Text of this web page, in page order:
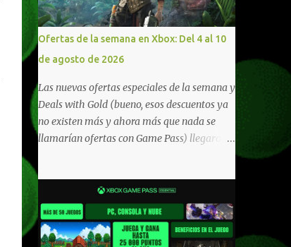
Ofertas de la semana en Xbox: Del 4 al 10
de agosto de 2026
Las nuevas ofertas especiales de la semana y
Deals with Gold (bueno, esos descuentos ya
no existen más y ahora más que nada se
llamarían ofertas con Game Pass) llegaron a
Xbox Network). Para aquellos en Windows
10/11, varios de los juegos que están de
oferta también cuentan con soporte para
Xbox Play Anywhere, lo que nos permite
jugarlos y mantener un progreso